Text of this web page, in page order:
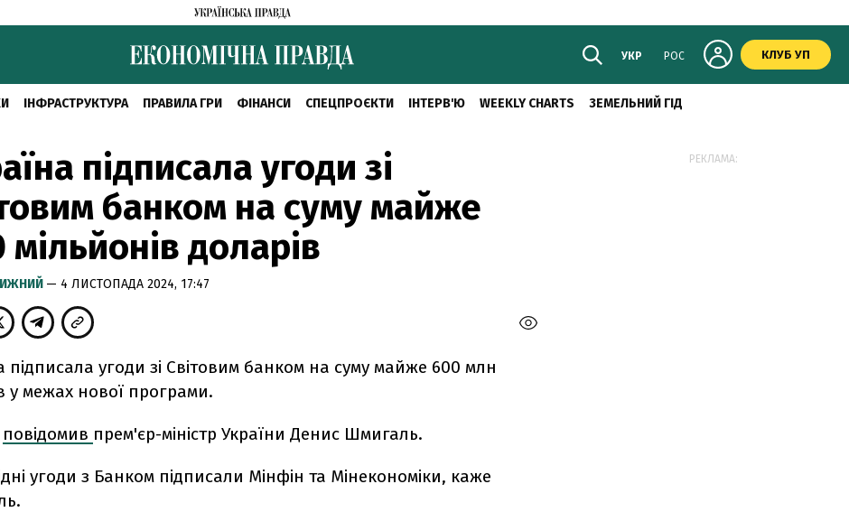
УКР РОС КЛУБ УП
ІНФРАСТРУКТУРА ПРАВИЛА ГРИ ФІНАНСИ СПЕЦПРОЄКТИ ІНТЕРВ'Ю WEEKLY CHARTS ЗЕМЕЛЬНИЙ ГІД
підписала угоди зі
банком на суму майже
мільйонів доларів
— 4 ЛИСТОПАДА 2024, 17:47
підписала угоди зі Світовим банком на суму майже 600 млн
у межах нової програми.
повідомив прем'єр-міністр України Денис Шмигаль.
угоди з Банком підписали Мінфін та Мінекономіки, каже
РЕКЛАМА: